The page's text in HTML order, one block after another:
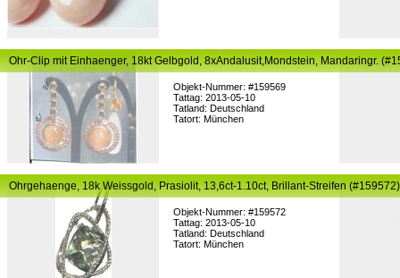
Objekt-Nummer: #159569
Tattag: 2013-05-10
Tatland: Deutschland
Tatort: München
Ohr-Clip mit Einhaenger, 18kt Gelbgold, 8xAndalusit,Mondstein, Mandaringr.
Objekt-Nummer: #159572
Tattag: 2013-05-10
Tatland: Deutschland
Tatort: München
Ohrgehaenge, 18k Weissgold, Prasiolit, 13,6ct-1.10ct, Brillant-Streifen (#159572)